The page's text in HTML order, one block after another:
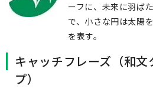
ーフに、未来に羽ば
で、小さな円は太陽
を表す。
キャッチフレーズ（和
プ）